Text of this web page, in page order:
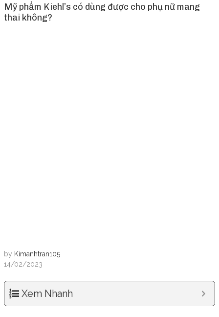
Mỹ phẩm Kiehl’s có dùng được cho phụ nữ mang
thai không?
by Kimanhtran105
14/02/2023
Xem Nhanh